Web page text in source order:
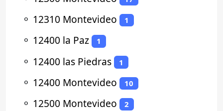
⚬ 12310 Montevideo 1
⚬ 12400 la Paz 1
⚬ 12400 las Piedras 1
⚬ 12400 Montevideo 10
⚬ 12500 Montevideo 2